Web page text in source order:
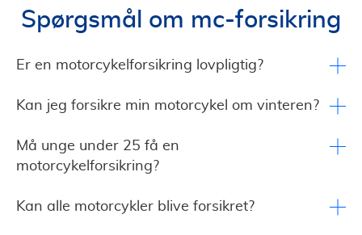
Spørgsmål om mc-forsikring
Er en motorcykelforsikring lovpligtig?
Kan jeg forsikre min motorcykel om vinteren?
Må unge under 25 få en
motorcykelforsikring?
Kan alle motorcykler blive forsikret?